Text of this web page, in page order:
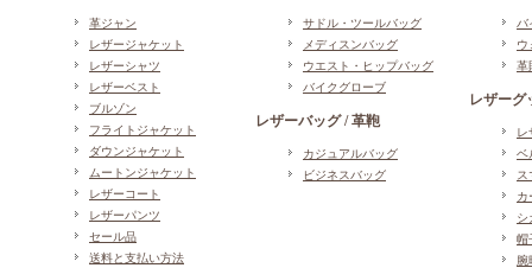
革ジャン
レザージャケット
レザーシャツ
レザーベスト
ブルゾン
フライトジャケット
ダウンジャケット
ムートンジャケット
レザーコート
レザーパンツ
セール品
送料と支払い方法
サドル・ツールバッグ
メディスンバッグ
ウエスト・ヒップバッグ
バイクグローブ
レザーバッグ / 革鞄
カジュアルバッグ
ビジネスバッグ
バ
ウ
革
レザーグ
レ
ベ
ス
カ
シ
帽
腕